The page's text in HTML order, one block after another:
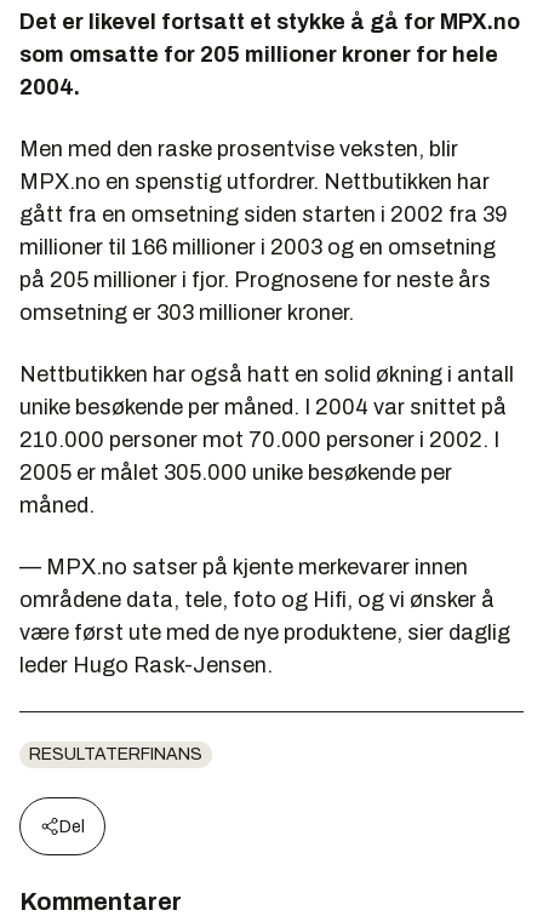
Det er likevel fortsatt et stykke å gå for MPX.no
som omsatte for 205 millioner kroner for hele
2004.
Men med den raske prosentvise veksten, blir
MPX.no en spenstig utfordrer. Nettbutikken har
gått fra en omsetning siden starten i 2002 fra 39
millioner til 166 millioner i 2003 og en omsetning
på 205 millioner i fjor. Prognosene for neste års
omsetning er 303 millioner kroner.
Nettbutikken har også hatt en solid økning i antall
unike besøkende per måned. I 2004 var snittet på
210.000 personer mot 70.000 personer i 2002. I
2005 er målet 305.000 unike besøkende per
måned.
— MPX.no satser på kjente merkevarer innen
områdene data, tele, foto og Hifi, og vi ønsker å
være først ute med de nye produktene, sier daglig
leder Hugo Rask-Jensen.
RESULTATERFINANS
Del
Kommentarer